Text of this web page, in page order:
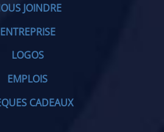
JOINDRE
ENTREPRISE
LOGOS
EMPLOIS
CADEAUX